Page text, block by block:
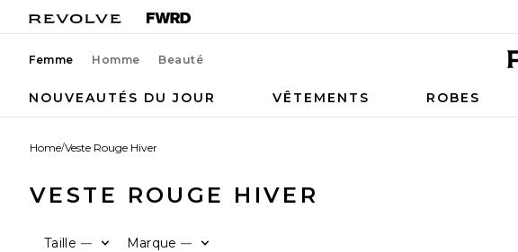
Femme Homme Beauté
NOUVEAUTÉS DU JOUR VÊTEMENTS ROBES
Home/Veste Rouge Hiver
VESTE ROUGE HIVER
Taille — Marque —